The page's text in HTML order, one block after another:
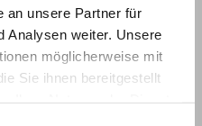
an unsere Partner für
Analysen weiter. Unsere
möglicherweise mit
Sie ihnen bereitgestellt